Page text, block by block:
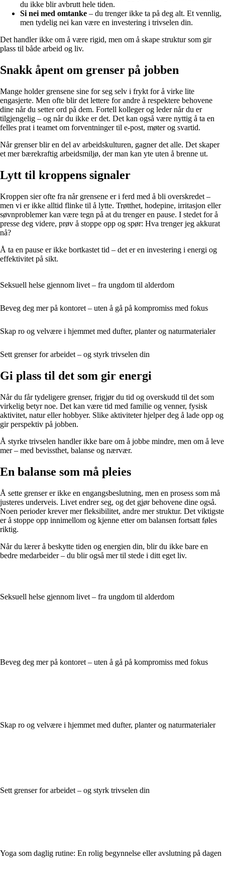
du ikke blir avbrutt hele tiden.
Si nei med omtanke – du trenger ikke ta på deg alt. Et vennlig,
men tydelig nei kan være en investering i trivselen din.
Det handler ikke om å være rigid, men om å skape struktur som gir
plass til både arbeid og liv.
Snakk åpent om grenser på jobben
Mange holder grensene sine for seg selv i frykt for å virke lite
engasjerte. Men ofte blir det lettere for andre å respektere behovene
dine når du setter ord på dem. Fortell kolleger og leder når du er
tilgjengelig – og når du ikke er det. Det kan også være nyttig å ta en
felles prat i teamet om forventninger til e-post, møter og svartid.
Når grenser blir en del av arbeidskulturen, gagner det alle. Det skaper
et mer bærekraftig arbeidsmiljø, der man kan yte uten å brenne ut.
Lytt til kroppens signaler
Kroppen sier ofte fra når grensene er i ferd med å bli overskredet –
men vi er ikke alltid flinke til å lytte. Trøtthet, hodepine, irritasjon eller
søvnproblemer kan være tegn på at du trenger en pause. I stedet for å
presse deg videre, prøv å stoppe opp og spør: Hva trenger jeg akkurat
nå?
Å ta en pause er ikke bortkastet tid – det er en investering i energi og
effektivitet på sikt.
Seksuell helse gjennom livet – fra ungdom til alderdom
Beveg deg mer på kontoret – uten å gå på kompromiss med fokus
Skap ro og velvære i hjemmet med dufter, planter og naturmaterialer
Sett grenser for arbeidet – og styrk trivselen din
Gi plass til det som gir energi
Når du får tydeligere grenser, frigjør du tid og overskudd til det som
virkelig betyr noe. Det kan være tid med familie og venner, fysisk
aktivitet, natur eller hobbyer. Slike aktiviteter hjelper deg å lade opp og
gir perspektiv på jobben.
Å styrke trivselen handler ikke bare om å jobbe mindre, men om å leve
mer – med bevissthet, balanse og nærvær.
En balanse som må pleies
Å sette grenser er ikke en engangsbeslutning, men en prosess som må
justeres underveis. Livet endrer seg, og det gjør behovene dine også.
Noen perioder krever mer fleksibilitet, andre mer struktur. Det viktigste
er å stoppe opp innimellom og kjenne etter om balansen fortsatt føles
riktig.
Når du lærer å beskytte tiden og energien din, blir du ikke bare en
bedre medarbeider – du blir også mer til stede i ditt eget liv.
Seksuell helse gjennom livet – fra ungdom til alderdom
Beveg deg mer på kontoret – uten å gå på kompromiss med fokus
Skap ro og velvære i hjemmet med dufter, planter og naturmaterialer
Sett grenser for arbeidet – og styrk trivselen din
Yoga som daglig rutine: En rolig begynnelse eller avslutning på dagen